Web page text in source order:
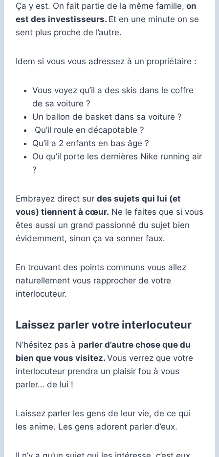
Ça y est. On fait partie de la même famille, on
est des investisseurs. Et en une minute on se
sent plus proche de l’autre.
Idem si vous vous adressez à un propriétaire :
Vous voyez qu’il a des skis dans le coffre
de sa voiture ?
Un ballon de basket dans sa voiture ?
Qu’il roule en décapotable ?
Qu’il a 2 enfants en bas âge ?
Ou qu’il porte les dernières Nike running air
?
Embrayez direct sur des sujets qui lui (et
vous) tiennent à cœur. Ne le faites que si vous
êtes aussi un grand passionné du sujet bien
évidemment, sinon ça va sonner faux.
En trouvant des points communs vous allez
naturellement vous rapprocher de votre
interlocuteur.
Laissez parler votre interlocuteur
N’hésitez pas à parler d’autre chose que du
bien que vous visitez. Vous verrez que votre
interlocuteur prendra un plaisir fou à vous
parler… de lui !
Laissez parler les gens de leur vie, de ce qui
les anime. Les gens adorent parler d’eux.